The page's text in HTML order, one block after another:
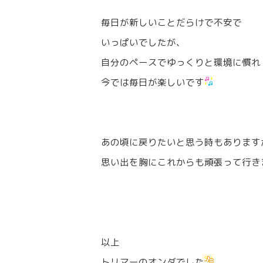
毎日が新しいことだらけで不安で
いっぱいでしたが、
自分のペースでゆっくりと環境に慣れ
今では毎日が楽しいです
あの頃に戻りたいと思う時もあります
思い出を胸にこれからも頑張って行
以上